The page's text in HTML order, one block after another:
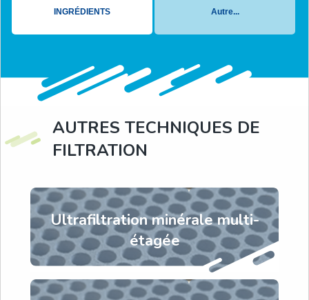
INGRÉDIENTS Autre...
AUTRES TECHNIQUES DE
FILTRATION
Ultrafiltration minérale multi-
étagée